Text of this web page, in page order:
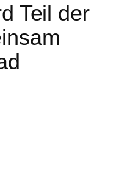
Teil der